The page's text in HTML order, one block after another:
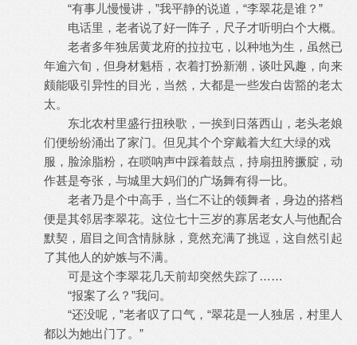
“有事儿慢慢讲，”我平静的说道，“李翠花是谁？”
电话里，老者说了好一阵子，尺子才听明白个大概。
老者多年独居黄龙府的拉拉屯，以种地为生，虽然已
年逾六旬，但身材魁梧，衣着打扮新潮，谈吐风趣，向来
颇能吸引异性的目光，当然，大都是一些发白齿豁的老太
太。
东北农村里盛行扭秧歌，一挨到日落西山，老头老娘
们便纷纷涌出了家门。但见其个个穿戴着大红大绿的戏
服，脸涂脂粉，在唢呐声中踩着鼓点，持扇扭胯撅腚，动
作甚是夸张，与城里大妈们的广场舞有得一比。
老者乃是个中高手，当仁不让的领舞者，身边的搭档
便是其邻居李翠花。这位七十三岁的寡居老女人与他配合
默契，眉目之间含情脉脉，竟然充满了挑逗，这自然引起
了其他人的妒嫉与不满。
可是这个李翠花几天前却突然失踪了……
“报案了么？”我问。
“还没呢，”老者叹了口气，“翠花是一人独居，村里人
都以为她出门了。”